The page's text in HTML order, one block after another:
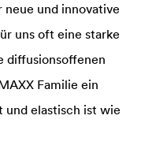
und innovative
uns oft eine starke
diffusionsoffenen
Familie ein
und elastisch ist wie